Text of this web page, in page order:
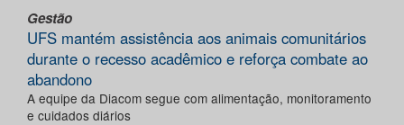
Gestão
UFS mantém assistência aos animais comunitários
durante o recesso acadêmico e reforça combate ao
abandono
A equipe da Diacom segue com alimentação, monitoramento
e cuidados diários